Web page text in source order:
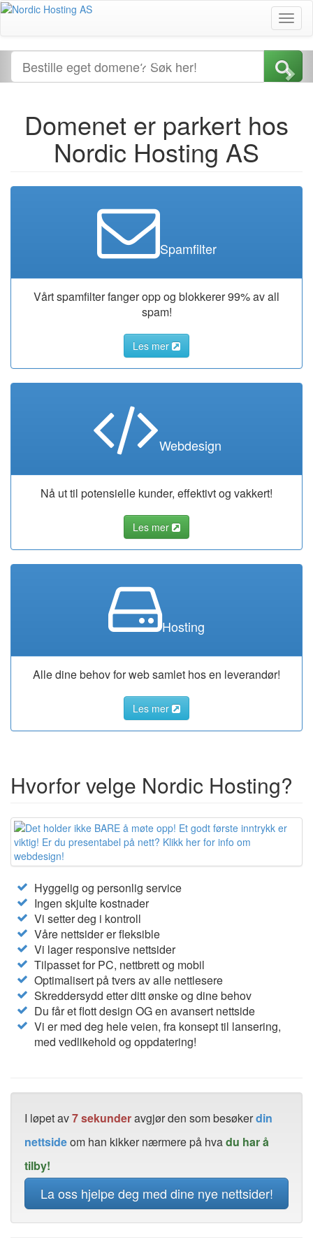
Domenet er parkert hos
Nordic Hosting AS
Spamfilter
Vårt spamfilter fanger opp og blokkerer 99% av all
spam!
Les mer
Webdesign
Nå ut til potensielle kunder, effektivt og vakkert!
Les mer
Hosting
Alle dine behov for web samlet hos en leverandør!
Les mer
Hvorfor velge Nordic Hosting?
Hyggelig og personlig service
Ingen skjulte kostnader
Vi setter deg i kontroll
Våre nettsider er fleksible
Vi lager responsive nettsider
Tilpasset for PC, nettbrett og mobil
Optimalisert på tvers av alle nettlesere
Skreddersydd etter ditt ønske og dine behov
Du får et flott design OG en avansert nettside
Vi er med deg hele veien, fra konsept til lansering,
med vedlikehold og oppdatering!
I løpet av7 sekunderavgjør den som besøkerdin
nettsideom han kikker nærmere på hvadu har å
tilby!
La oss hjelpe deg med dine nye nettsider!